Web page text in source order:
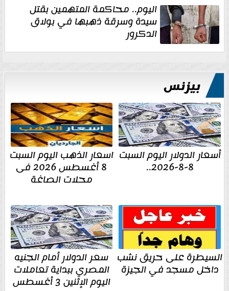
اليوم.. محاكمة المتهمين بقتل
سيدة وسرقة ذهبها في بولاق
الدكرور
بيزنس
أسعار الدولار اليوم السبت
8-8-2026..
اسعار الذهب اليوم السبت
8 أغسطس 2026 فى
محلات الصاغة
السيطرة على حريق نشب
داخل مسجد في الجيزة
سعر الدولار أمام الجنيه
المصري ببداية تعاملات
اليوم الإثنين 3 أغسطس